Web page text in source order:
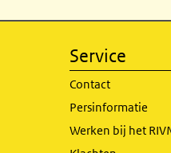
Service
Contact
Persinformatie
Werken bij het